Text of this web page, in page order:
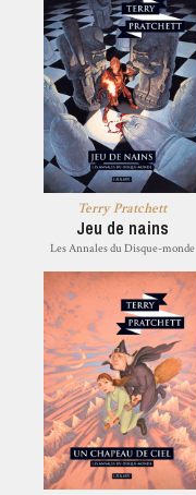
Terry Pratchett
Jeu de nains
Les Annales du Disque-monde